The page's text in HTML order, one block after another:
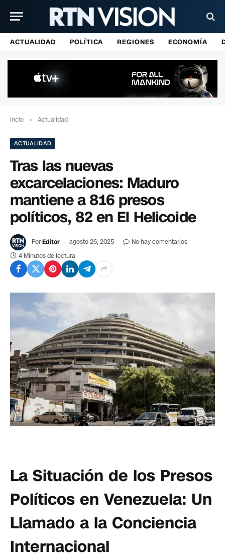
ACTUALIDAD POLÍTICA REGIONES ECONOMÍA
Incio » Actualidad
ACTUALIDAD
Tras las nuevas
excarcelaciones: Maduro
mantiene a 816 presos
políticos, 82 en El Helicoide
PorEditor agosto 26, 2025
No hay comentarios
4 Minutos de lectura
La Situación de los Presos
Políticos en Venezuela: Un
Llamado a la Conciencia
Internacional